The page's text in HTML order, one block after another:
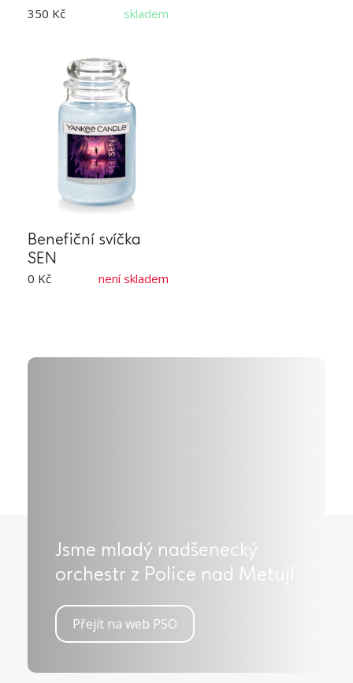
350 Kč skladem
Benefiční svíčka
SEN
0 Kč není skladem
Jsme mladý nadšenecký
orchestr z Police nad Metují
Přejít na web PSO